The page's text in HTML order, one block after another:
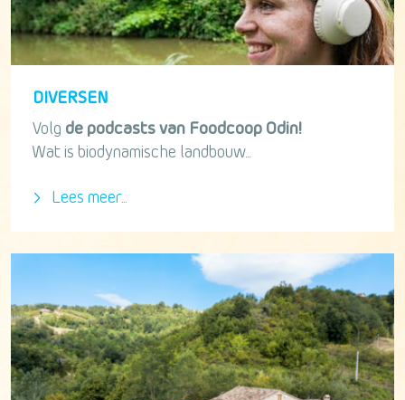
DIVERSEN
Volg de podcasts van Foodcoop Odin!
Wat is biodynamische landbouw...
Lees meer...